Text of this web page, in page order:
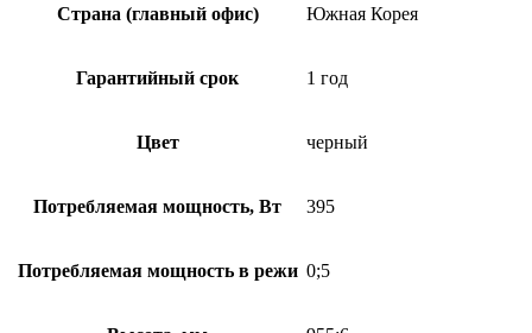
Страна (главный офис) Южная Корея
Гарантийный срок 1 год
Цвет черный
Потребляемая мощность, Вт 395
Потребляемая мощность в режи 0;5